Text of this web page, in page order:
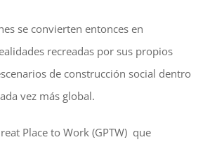
se convierten entonces en
recreadas por sus propios
de construcción social dentro
vez más global.
Place to Work (GPTW) que